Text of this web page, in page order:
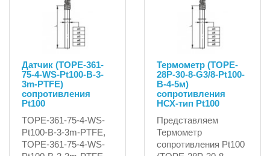
Датчик (TOPE-361-
75-4-WS-Pt100-B-3-
3m-PTFE)
сопротивления
Pt100
TOPE-361-75-4-WS-
Pt100-B-3-3m-PTFE,
TOPE-361-75-4-WS-
Термометр (TOPE-
28P-30-8-G3/8-Pt100-
B-4-5м)
сопротивления
НСХ-тип Pt100
Представляем
Термометр
сопротивления Pt100